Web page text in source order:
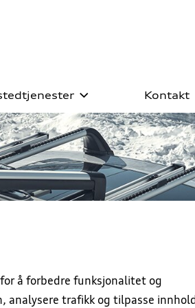
Kontakt
å forbedre funksjonalitet og
analysere trafikk og tilpasse